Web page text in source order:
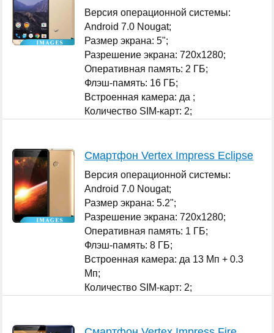
Версия операционной системы:
Android 7.0 Nougat;
Размер экрана: 5";
Разрешение экрана: 720x1280;
Оперативная память: 2 ГБ;
Флэш-память: 16 ГБ;
Встроенная камера: да ;
Количество SIM-карт: 2;
Смартфон Vertex Impress Eclipse
Версия операционной системы:
Android 7.0 Nougat;
Размер экрана: 5.2";
Разрешение экрана: 720x1280;
Оперативная память: 1 ГБ;
Флэш-память: 8 ГБ;
Встроенная камера: да 13 Мп + 0.3
Мп;
Количество SIM-карт: 2;